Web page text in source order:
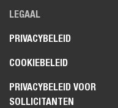
LEGAAL
PRIVACYBELEID
COOKIEBELEID
PRIVACYBELEID VOOR
SOLLICITANTEN